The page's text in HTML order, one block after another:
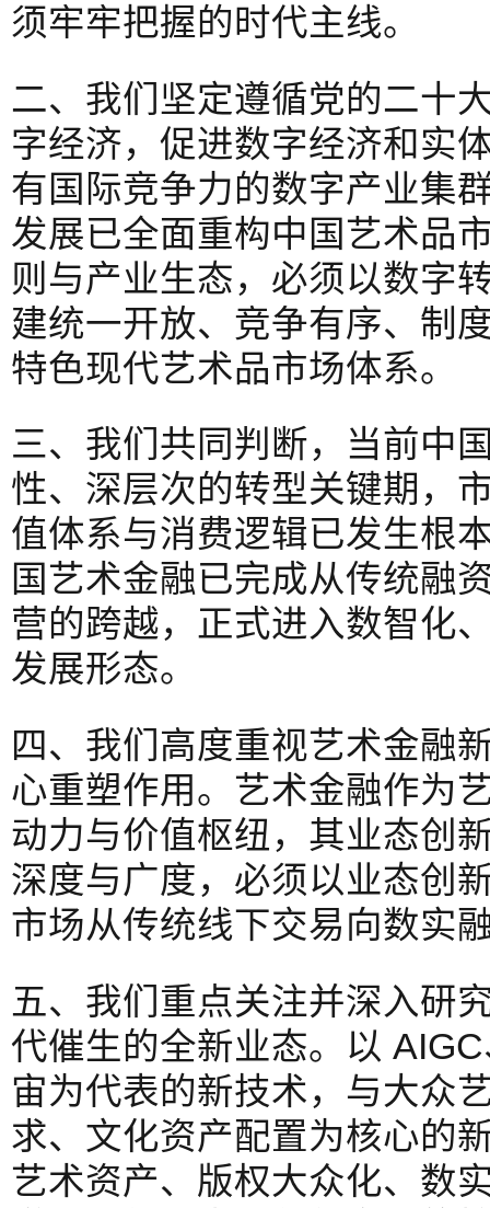
须牢牢把握的时代主线。
二、我们坚定遵循党的二十
字经济，促进数字经济和实
有国际竞争力的数字产业集
发展已全面重构中国艺术品
则与产业生态，必须以数字
建统一开放、竞争有序、制
特色现代艺术品市场体系。
三、我们共同判断，当前中
性、深层次的转型关键期，
值体系与消费逻辑已发生根
国艺术金融已完成从传统融
营的跨越，正式进入数智化
发展形态。
四、我们高度重视艺术金融
心重塑作用。艺术金融作为
动力与价值枢纽，其业态创
深度与广度，必须以业态创
市场从传统线下交易向数实
五、我们重点关注并深入研
代催生的全新业态。以
宙为代表的新技术，与大众
求、文化资产配置为核心的
艺术资产、版权大众化、数